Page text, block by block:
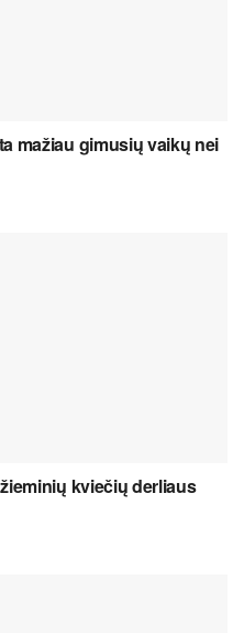
mažiau gimusių vaikų nei
kviečių derliaus